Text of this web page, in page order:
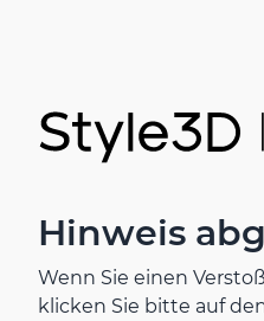
Hinweis
Wenn Sie einen
klicken Sie bitte auf